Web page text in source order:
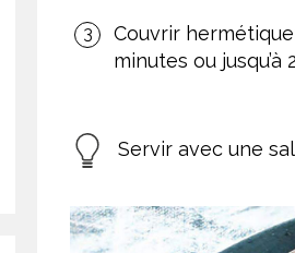
Couvrir
minutes ou
Servir avec une